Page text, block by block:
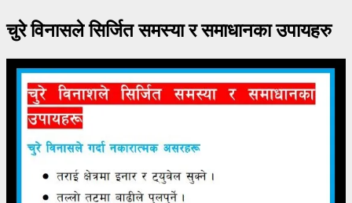
चुरे विनासले सिर्जित समस्या र समाधानका उपायहरु